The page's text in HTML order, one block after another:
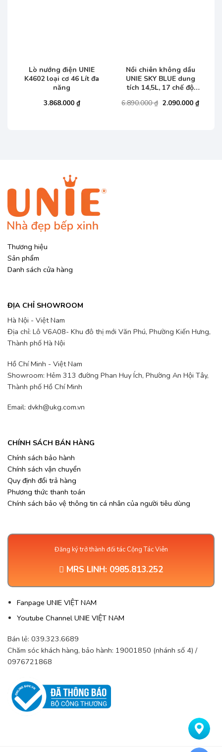
Lò nướng điện UNIE
K4602 loại cơ 46 Lít đa
năng
3.868.000 ₫
Nồi chiên không dầu
UNIE SKY BLUE dung
tích 14,5L, 17 chế độ
6.890.000₫ Giá
2.090.000 ₫Giá
hiện
Thương hiệu
Sản phẩm
Danh sách cửa hàng
ĐỊA CHỈ SHOWROOM
Hà Nội - Việt Nam
Địa chỉ: Lô V6A08- Khu đô thị mới Văn Phú, Phường Kiến Hưng,
Thành phố Hà Nội
Hồ Chí Minh - Việt Nam
Showroom: Hẻm 313 đường Phan Huy Ích, Phường An Hội Tây,
Thành phố Hồ Chí Minh
Email: dvkh@ukg.com.vn
CHÍNH SÁCH BÁN HÀNG
Chính sách bảo hành
Chính sách vận chuyển
Quy định đổi trả hàng
Phương thức thanh toán
Chính sách bảo vệ thông tin cá nhân của người tiêu dùng
Đăng ký trở thành đối tác Cộng Tác Viên
MRS LINH: 0985.813.252
Fanpage UNIE VIỆT NAM
Youtube Channel UNIE VIỆT NAM
Bán lẻ: 039.323.6689
Chăm sóc khách hàng, bảo hành: 19001850 (nhánh số 4) /
0976721868